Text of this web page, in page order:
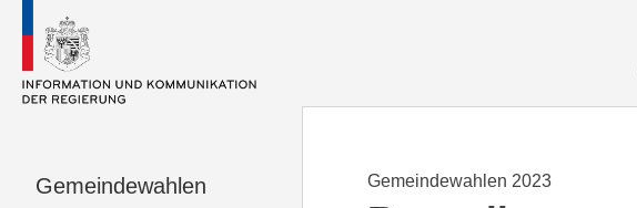
Gemeindewahlen Gemeindewahlen 2023